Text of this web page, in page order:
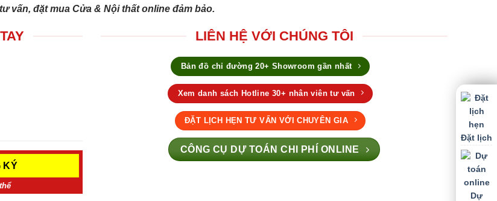
vấn, đặt mua Cửa & Nội thất online đảm bảo.
LIÊN HỆ VỚI CHÚNG TÔI
Bản đồ chỉ đường 20+ Showroom gần nhất
Xem danh sách Hotline 30+ nhân viên tư vấn
ĐẶT LỊCH HẸN TƯ VẤN VỚI CHUYÊN GIA
CÔNG CỤ DỰ TOÁN CHI PHÍ ONLINE
Đặt lịch
Dự